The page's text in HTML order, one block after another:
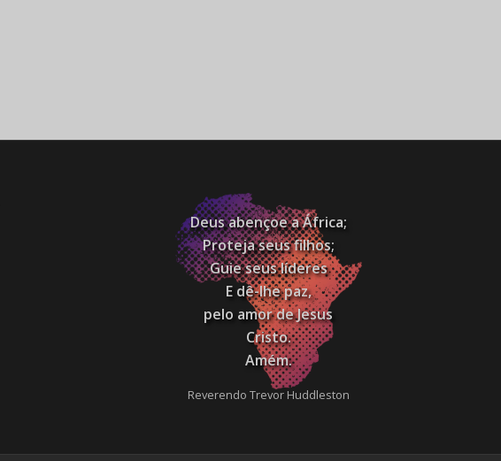
Deus abençoe a África;
Proteja seus filhos;
Guie seus líderes
E dê-lhe paz,
pelo amor de Jesus
Cristo.
Amém.
Reverendo Trevor Huddleston